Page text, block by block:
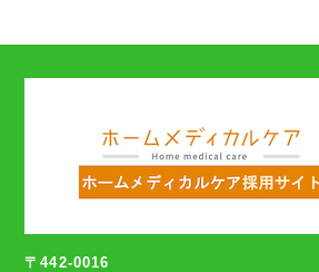
〒442-0016